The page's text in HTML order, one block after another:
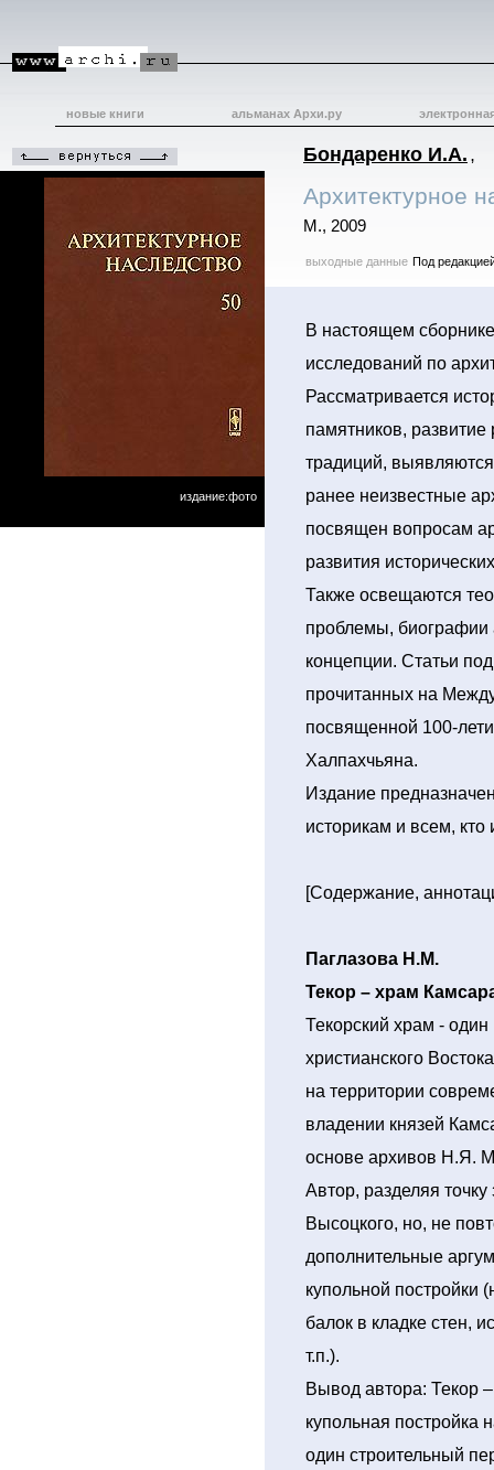
новые книги альманах Архи.ру
издание:фото
Бондаренко И.А. ,
Архитектурное
М., 2009
выходные данные Под
В настоящем
исследований по
Рассматривается
памятников,
традиций,
ранее неизвестные
посвящен вопросам
развития
Также освещаются
проблемы, биографии
концепции. Статьи
прочитанных на
посвященной 100-
Халпахчьяна.
Издание
историкам и всем, кто
[Содержание,
Паглазова Н.М.
Текор – храм
Текорский храм -
христианского
на территории
владении князей
основе архивов Н.Я.
Автор, разделяя
Высоцкого, но, не
дополнительные
купольной постройки
балок в кладке стен,
т.п.).
Вывод автора: Текор
купольная постройка
один строительный